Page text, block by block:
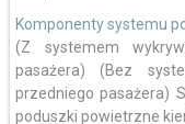
Komponenty systemu
(Z systemem
pasażera) (Bez
przedniego pasażera)
poduszki powietrzne